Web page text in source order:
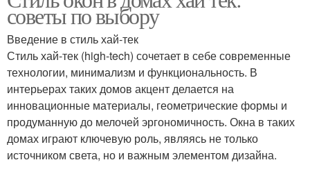
советы по выбору
Введение в стиль хай-тек
Стиль хай-тек (high-tech) сочетает в себе современные
технологии, минимализм и функциональность. В
интерьерах таких домов акцент делается на
инновационные материалы, геометрические формы и
продуманную до мелочей эргономичность. Окна в таких
домах играют ключевую роль, являясь не только
источником света, но и важным элементом дизайна.